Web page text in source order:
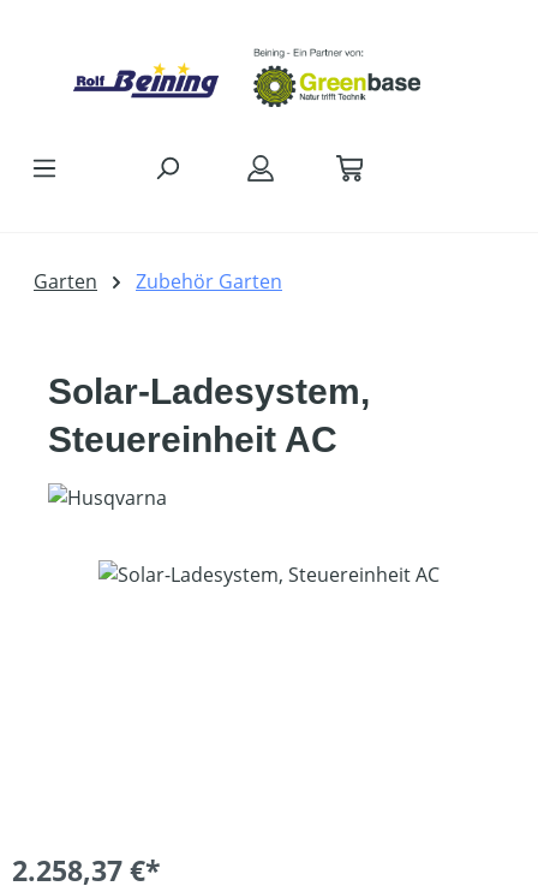
Garten Zubehör Garten
Solar-Ladesystem,
Steuereinheit AC
Bildergalerie überspringen
2.258,37 €*